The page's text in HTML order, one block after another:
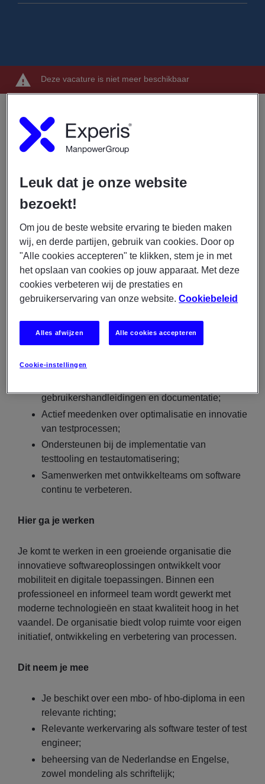
Deze vacature is niet meer beschikbaar
oog voor kwaliteit en innovatie? Wil je werken aan
slimme softwareoplossingen binnen een modern ICT-
team waar technologie en samenwerking centraal
Dit ga je doen
Opstellen, onderhouden en uitvoeren van
testcases;
Bedenken en uitvoeren van risicogebaseerde
testscenario’s;
Uitvoeren van acceptatie- en functionele testen;
Bewaken van de kwaliteit van opgeleverde
softwarefunctionaliteiten;
verbeterpunten;
gebruikershandleidingen en documentatie;
Actief meedenken over optimalisatie en innovatie
van testprocessen;
Ondersteunen bij de implementatie van
testtooling en testautomatisering;
Samenwerken met ontwikkelteams om software
continu te verbeteren.
Hier ga je werken
Je komt te werken in een groeiende organisatie die
innovatieve softwareoplossingen ontwikkelt voor
mobiliteit en digitale toepassingen. Binnen een
professioneel en informeel team wordt gewerkt met
moderne technologieën en staat kwaliteit hoog in het
vaandel. De organisatie biedt volop ruimte voor eigen
initiatief, ontwikkeling en verbetering van processen.
Dit neem je mee
Je beschikt over een mbo- of hbo-diploma in een
relevante richting;
Relevante werkervaring als software tester of test
engineer;
beheersing van de Nederlandse en Engelse,
zowel mondeling als schriftelijk;
Leuk dat je onze website
bezoekt!
Om jou de beste website ervaring te bieden maken
wij, en derde partijen, gebruik van cookies. Door op
"Alle cookies accepteren" te klikken, stem je in met
het opslaan van cookies op jouw apparaat. Met deze
cookies verbeteren wij de prestaties en
gebruikerservaring van onze website.Cookiebeleid
Cookie-instellingen
Alles afwijzen Alle cookies accepteren